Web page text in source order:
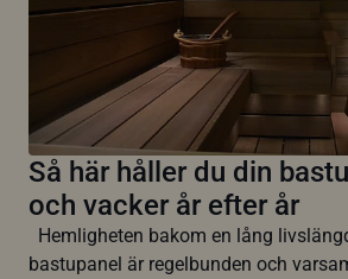
Så här håller du din
och vacker år efter år
Hemligheten bakom en lång
bastupanel är regelbunden och